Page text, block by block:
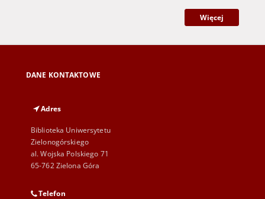
Więcej
DANE KONTAKTOWE
Adres
Biblioteka Uniwersytetu
Zielonogórskiego
al. Wojska Polskiego 71
65-762 Zielona Góra
Telefon